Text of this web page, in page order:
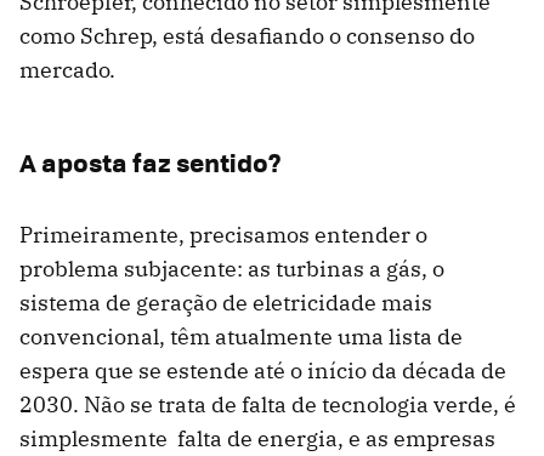
como Schrep, está desafiando o consenso do
mercado.
A aposta faz sentido?
Primeiramente, precisamos entender o
problema subjacente: as turbinas a gás, o
sistema de geração de eletricidade mais
convencional, têm atualmente uma lista de
espera que se estende até o início da década de
2030. Não se trata de falta de tecnologia verde, é
simplesmente falta de energia, e as empresas